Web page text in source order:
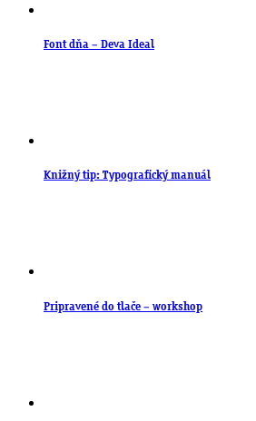
Font dňa – Deva Ideal
Knižný tip: Typografický manuál
Pripravené do tlače – workshop